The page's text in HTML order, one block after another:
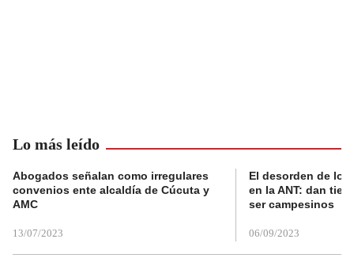
Lo más leído
Abogados señalan como irregulares
convenios ente alcaldía de Cúcuta y
AMC
13/07/2023
El desorden de
en la ANT: dan
ser campesinos
06/09/2023